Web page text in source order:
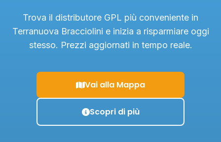
Trova il distributore GPL più conveniente in
Terranuova Bracciolini e inizia a risparmiare oggi
stesso. Prezzi aggiornati in tempo reale.
Vai alla Mappa
Scopri di più